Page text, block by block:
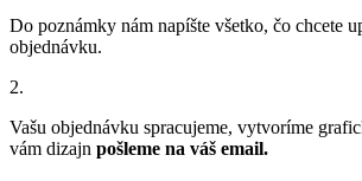
Do poznámky nám napíšte všetko, čo chcete
objednávku.
2.
Vašu objednávku spracujeme, vytvoríme
vám dizajn pošleme na váš email.